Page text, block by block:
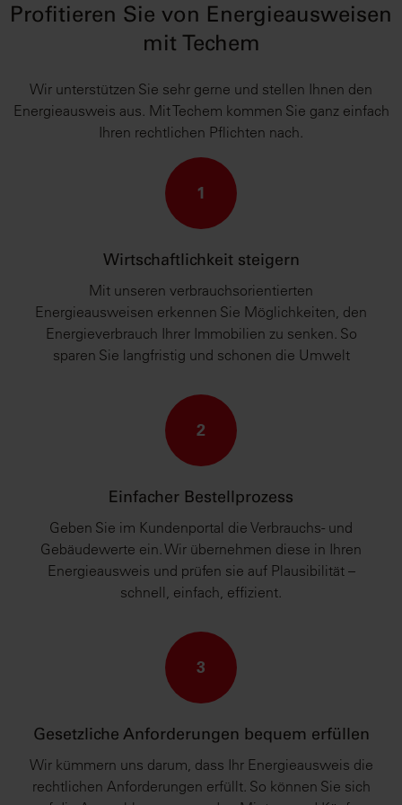
Profitieren Sie von Energieausweisen
mit Techem
Wir unterstützen Sie sehr gerne und stellen Ihnen den
Energieausweis aus. Mit Techem kommen Sie ganz einfach
Ihren rechtlichen Pflichten nach.
1
Wirtschaftlichkeit steigern
Mit unseren verbrauchsorientierten
Energieausweisen erkennen Sie Möglichkeiten, den
Energieverbrauch Ihrer Immobilien zu senken. So
sparen Sie langfristig und schonen die Umwelt
2
Einfacher Bestellprozess
Geben Sie im Kundenportal die Verbrauchs- und
Gebäudewerte ein. Wir übernehmen diese in Ihren
Energieausweis und prüfen sie auf Plausibilität –
schnell, einfach, effizient.
3
Gesetzliche Anforderungen bequem erfüllen
Wir kümmern uns darum, dass Ihr Energieausweis die
rechtlichen Anforderungen erfüllt. So können Sie sich